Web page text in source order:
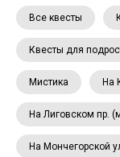
Все квесты
Квесты для
Мистика На
На Лиговском пр.
На Мончегорской